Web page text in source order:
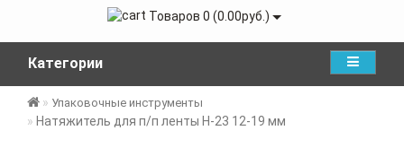
Товаров 0 (0.00руб.)
Категории
Упаковочные инструменты
Натяжитель для п/п ленты H-23 12-19 мм